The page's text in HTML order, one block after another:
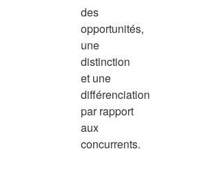
des
opportunités,
une
distinction
et une
différenciation
par rapport
aux
concurrents.